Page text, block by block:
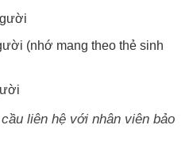
(nhớ mang theo thẻ sinh
liên hệ với nhân viên bảo